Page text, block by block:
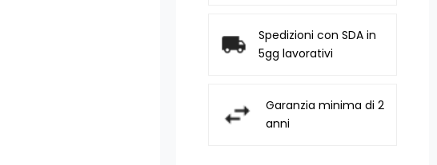
Spedizioni con SDA in
5gg lavorativi
Garanzia minima di 2
anni